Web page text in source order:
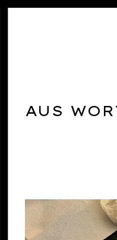
AUS